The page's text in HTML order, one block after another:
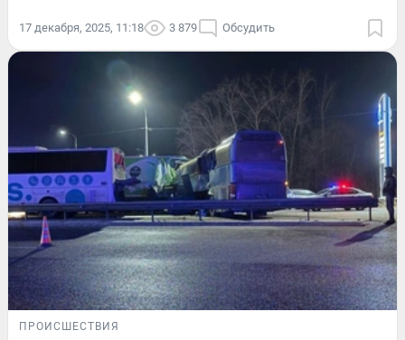
17 декабря, 2025, 11:18 3 879 Обсудить
ПРОИСШЕСТВИЯ